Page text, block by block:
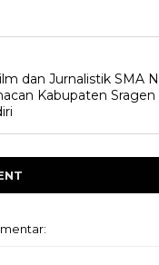
dan Jurnalistik SMA
Kabupaten